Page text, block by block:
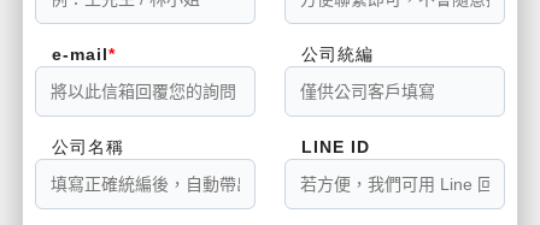
e-mail 公司統編
公司名稱 LINE ID